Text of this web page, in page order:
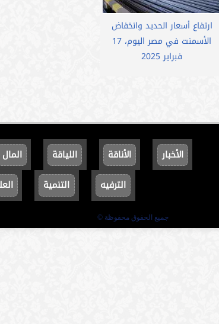
ارتفاع أسعار الحديد وانخفاض
الأسمنت في مصر اليوم، 17
فبراير 2025
الأخبار الأناقة اللياقة
المال
الترفيه
التنمية
جميع الحقوق محفوظة ©